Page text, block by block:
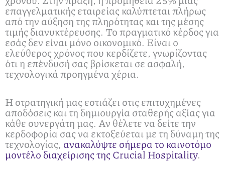
επαγγελματικής εταιρείας καλύπτεται πλήρως
από την αύξηση της πληρότητας και της μέσης
τιμής διανυκτέρευσης. Το πραγματικό κέρδος για
εσάς δεν είναι μόνο οικονομικό. Είναι ο
ελεύθερος χρόνος που κερδίζετε, γνωρίζοντας
ότι η επένδυσή σας βρίσκεται σε ασφαλή,
τεχνολογικά προηγμένα χέρια.
Η στρατηγική μας εστιάζει στις επιτυχημένες
αποδόσεις και τη δημιουργία σταθερής αξίας για
κάθε συνεργάτη μας. Αν θέλετε να δείτε την
κερδοφορία σας να εκτοξεύεται με τη δύναμη της
τεχνολογίας, ανακαλύψτε σήμερα το καινοτόμο
μοντέλο διαχείρισης της Crucial Hospitality.